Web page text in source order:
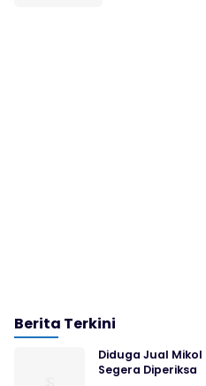
Berita Terkini
Diduga Jual
Segera Diperiksa